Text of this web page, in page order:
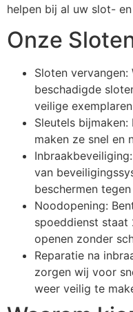
helpen bij al uw slot-
Onze
Sloten
beschadigde
veilige
Sleutels
maken ze snel en
van
beschermen
Noodopening:
spoeddienst
openen zonder
Reparatie na
zorgen wij voor
weer veilig te